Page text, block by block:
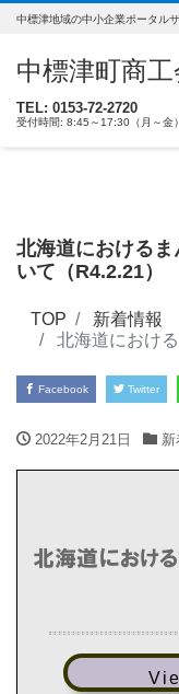
中標津地域の中小企業ポータル
中標津町商工
TEL: 0153-72-2720
受付時間: 8:45～17:30（月～金）
北海道における
いて（R4.2.21）
TOP
新着情報
北海道におけるまん
Facebook Twitter
2022年2月21日 新